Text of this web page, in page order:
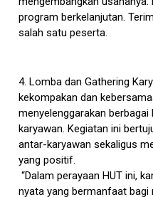
program berkelanjutan.
salah satu peserta.
4. Lomba dan Gathering
kekompakan dan
menyelenggarakan
karyawan. Kegiatan ini
antar-karyawan sekaligus
yang positif.
“Dalam perayaan HUT ini,
nyata yang bermanfaat bagi